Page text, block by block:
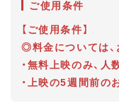
ご使用条件
【ご使用条件】
◎料金については、
・無料上映のみ、
・上映の5週間前の